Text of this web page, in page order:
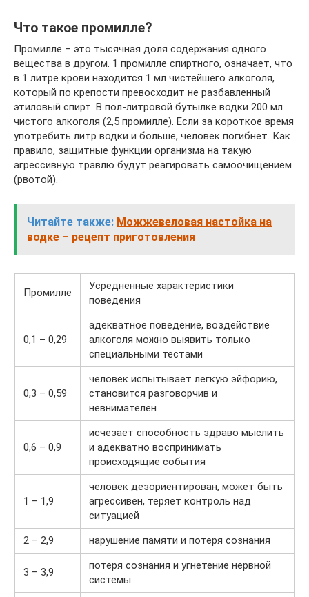
Что такое промилле?
Промилле – это тысячная доля содержания одного
вещества в другом. 1 промилле спиртного, означает, что
в 1 литре крови находится 1 мл чистейшего алкоголя,
который по крепости превосходит не разбавленный
этиловый спирт. В пол-литровой бутылке водки 200 мл
чистого алкоголя (2,5 промилле). Если за короткое время
употребить литр водки и больше, человек погибнет. Как
правило, защитные функции организма на такую
агрессивную травлю будут реагировать самоочищением
(рвотой).
Читайте также: Можжевеловая настойка на
водке – рецепт приготовления
Промилле
Усредненные характеристики
поведения
0,1 – 0,29
адекватное поведение, воздействие
алкоголя можно выявить только
специальными тестами
0,3 – 0,59
человек испытывает легкую эйфорию,
становится разговорчив и
невнимателен
0,6 – 0,9
исчезает способность здраво мыслить
и адекватно воспринимать
происходящие события
1 – 1,9
человек дезориентирован, может быть
агрессивен, теряет контроль над
ситуацией
2 – 2,9
нарушение памяти и потеря сознания
3 – 3,9
потеря сознания и угнетение нервной
системы